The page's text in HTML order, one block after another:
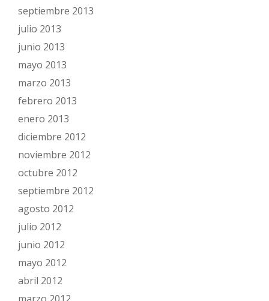
septiembre 2013
julio 2013
junio 2013
mayo 2013
marzo 2013
febrero 2013
enero 2013
diciembre 2012
noviembre 2012
octubre 2012
septiembre 2012
agosto 2012
julio 2012
junio 2012
mayo 2012
abril 2012